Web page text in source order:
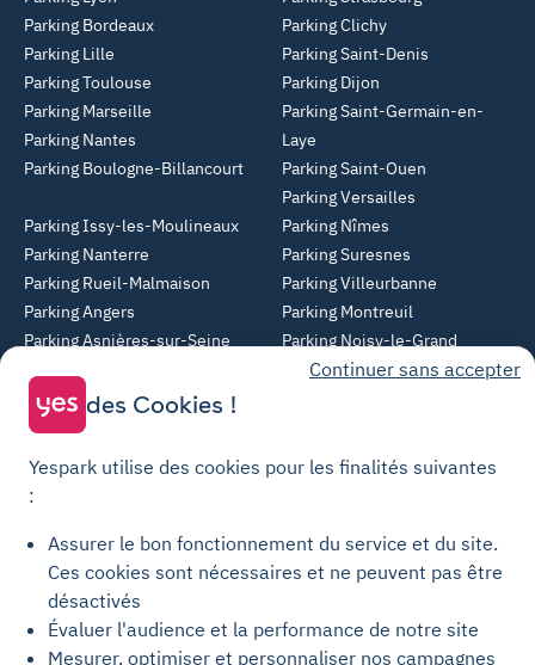
Parking Bordeaux
Parking Lille
Parking Toulouse
Parking Marseille
Parking Nantes
Parking Boulogne-Billancourt
Parking Clichy
Parking Saint-Denis
Parking Dijon
Parking Saint-Germain-en-
Laye
Parking Saint-Ouen
Parking Versailles
Parking Issy-les-Moulineaux
Parking Nanterre
Parking Rueil-Malmaison
Parking Angers
Parking Asnières-sur-Seine
Parking Courbevoie
Parking Metz
Parking Nîmes
Parking Suresnes
Parking Villeurbanne
Parking Montreuil
Parking Noisy-le-Grand
Parking Clermont-Ferrand
Yespark SAS, titulaire de la carte pro n°CPI 7501 2017 000 019 582 portant
les mentions "Gestion Immobilière" et "Transaction" délivrée par la CCI de
Conditions générales de vente Stationnement
Continuer sans accepter
des Cookies !
Yespark utilise des cookies pour les finalités suivantes
:
Assurer le bon fonctionnement du service et du site.
Ces cookies sont nécessaires et ne peuvent pas être
désactivés
Évaluer l'audience et la performance de notre site
Mesurer, optimiser et personnaliser nos campagnes